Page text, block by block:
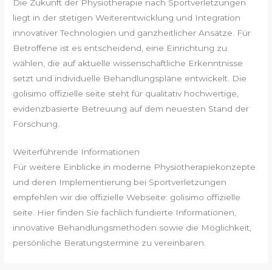
Die Zukunft der Physiotherapie nach Sportverletzungen
liegt in der stetigen Weiterentwicklung und Integration
innovativer Technologien und ganzheitlicher Ansätze. Für
Betroffene ist es entscheidend, eine Einrichtung zu
wählen, die auf aktuelle wissenschaftliche Erkenntnisse
setzt und individuelle Behandlungspläne entwickelt. Die
golisimo offizielle seite steht für qualitativ hochwertige,
evidenzbasierte Betreuung auf dem neuesten Stand der
Forschung.
Weiterführende Informationen
Für weitere Einblicke in moderne Physiotherapiekonzepte
und deren Implementierung bei Sportverletzungen
empfehlen wir die offizielle Webseite: golisimo offizielle
seite. Hier finden Sie fachlich fundierte Informationen,
innovative Behandlungsmethoden sowie die Möglichkeit,
persönliche Beratungstermine zu vereinbaren.